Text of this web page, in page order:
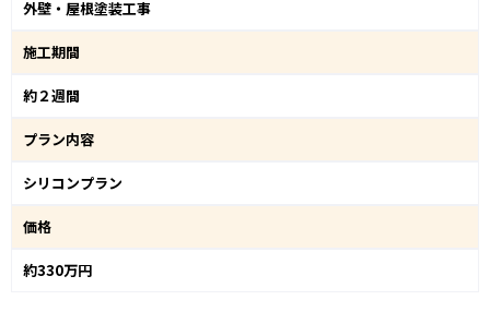
外壁・屋根塗装工事
施工期間
約２週間
プラン内容
シリコンプラン
価格
約330万円